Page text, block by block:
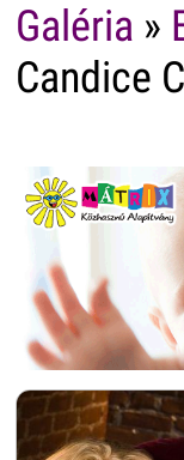
Galéria »
Candice